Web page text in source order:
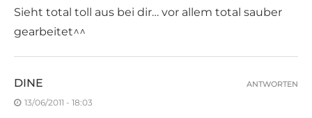
Sieht total toll aus bei dir… vor allem total sauber
gearbeitet^^
DINE
13/06/2011 - 18:03
ANTWORTEN